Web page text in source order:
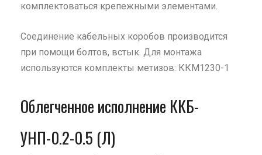
комплектоваться крепежными элементами.
Соединение кабельных коробов производится
при помощи болтов, встык. Для монтажа
используются комплекты метизов: ККМ1230-1
Облегченное исполнение ККБ-
УНП-0.2-0.5 (Л)